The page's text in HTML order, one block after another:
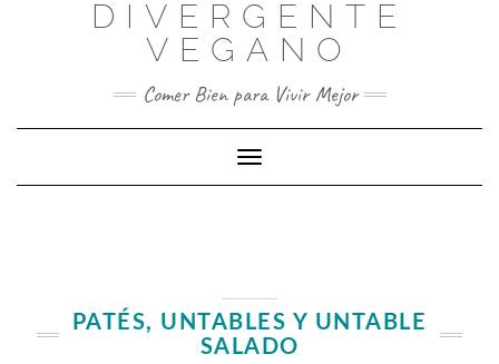
DIVERGENTE
VEGANO
Comer Bien para Vivir Mejor
Toggle Navigation
PATÉS, UNTABLES Y UNTABLE
SALADO